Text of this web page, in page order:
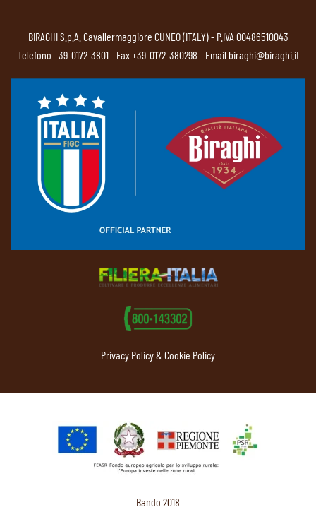
BIRAGHI S.p.A. Cavallermaggiore CUNEO (ITALY) - P.IVA 00486510043
Telefono +39-0172-3801- Fax +39-0172-380298 - Email biraghi@biraghi.it
Privacy Policy & Cookie Policy
Bando 2018